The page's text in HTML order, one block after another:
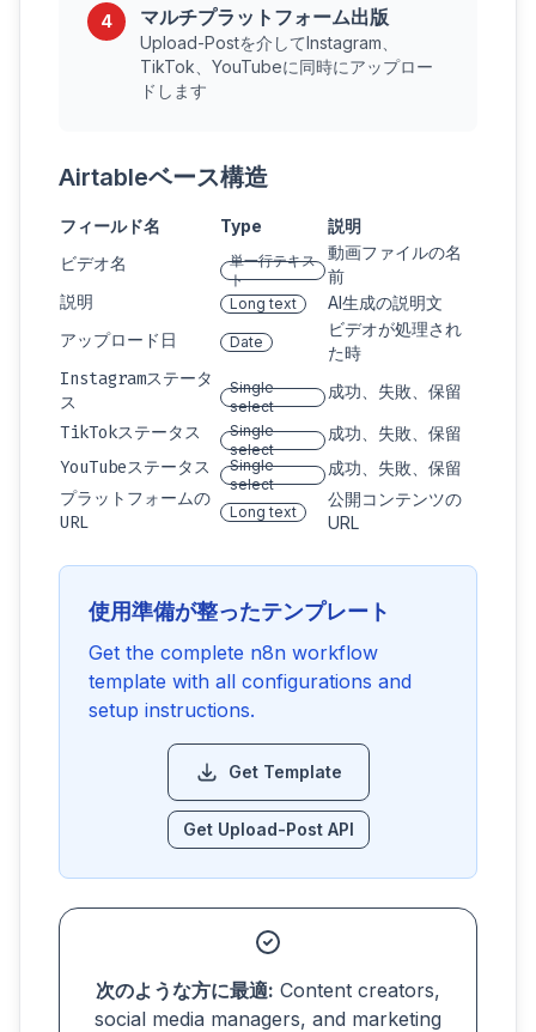
4 マルチプラットフォーム出版
Upload-Postを介してInstagram、
TikTok、YouTubeに同時にアップロー
ドします
Airtableベース構造
フィールド名 Type 説明
ビデオ名
単一行テキス
ト
動画ファイルの名
前
説明 Long text AI生成の説明文
アップロード日 Date
ビデオが処理され
た時
Instagramステータ
ス
Single
select
成功、失敗、保留
TikTokステータス
Single
select
成功、失敗、保留
YouTubeステータス
Single
select
成功、失敗、保留
プラットフォームの
URL
Long text
公開コンテンツの
URL
使用準備が整ったテンプレート
Get the complete n8n workflow
template with all configurations and
setup instructions.
Get Template
Get Upload-Post API
次のような方に最適: Content creators,
social media managers, and marketing